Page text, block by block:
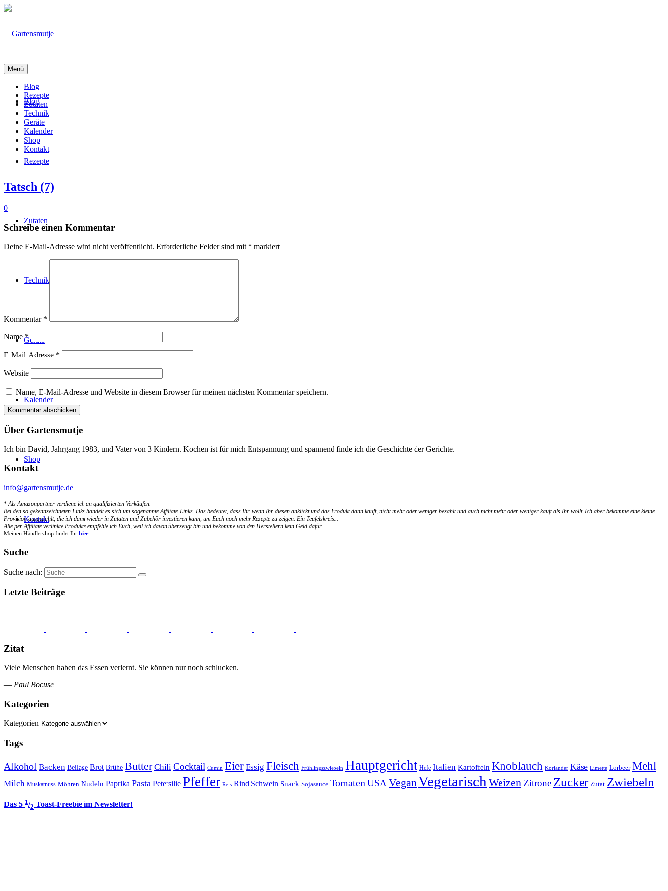
Blog
Rezepte
Zutaten
Technik
Geräte
Kalender
Shop
Kontakt
Menü
Blog
Rezepte
Zutaten
Technik
Geräte
Kalender
Shop
Kontakt
Tatsch (7)
0
Schreibe einen Kommentar
Deine E-Mail-Adresse wird nicht veröffentlicht. Erforderliche Felder sind mit * markiert
Kommentar *
Name*
E-Mail-Adresse *
Website
Name, E-Mail-Adresse und Website in diesem Browser für meinen nächsten Kommentar speichern.
Über Gartensmutje
Ich bin David, Jahrgang 1983, und Vater von 3 Kindern. Kochen ist für mich Entspannung und spannend finde ich die Geschichte der Gerichte.
Kontakt
info@gartensmutje.de
*Als Amazonpartner verdiene ich an qualifizierten Verkäufen.
Bei den so gekennzeichneten Links handelt es sich um sogenannte Affiliate-Links. Das bedeutet, dass Ihr, wenn Ihr diesen anklickt und das Produkt dann kauft, nicht mehr oder weniger bezahlt und auch nicht mehr oder weniger kauft als Ihr wollt. Ich aber bekomme eine kleine
Provision ausgezahlt, die ich dann wieder in Zutaten und Zubehör investieren kann, um Euch noch mehr Rezepte zu zeigen. Ein Teufelskreis...
Alle per Affiliate verlinkte Produkte empfehle ich Euch, weil ich davon überzeugt bin und bekomme von den Herstellern kein Geld dafür.
Meinen Händlershop findet Ihr hier
Suche
Suche nach:
Letzte Beiträge
Zitat
Viele Menschen haben das Essen verlernt. Sie können nur noch schlucken.
— Paul Bocuse
Kategorien
Kategorien
Tags
Alkohol Backen Beilage Brot Brühe Butter Chili Cocktail Cumin Eier Essig Fleisch Frühlingszwiebeln Hauptgericht Hefe Italien Kartoffeln Knoblauch Koriander Käse Limette Lorbeer Mehl
Milch Muskatnuss Möhren Nudeln Paprika Pasta Petersilie Pfeffer Reis Rind Schwein Snack Sojasauce Tomaten USAVeganVegetarisch Weizen Zitrone Zucker Zutat Zwiebeln
Das 5 1/2 Toast-Freebie im Newsletter!